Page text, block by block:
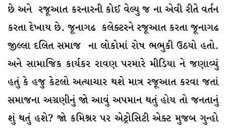
છે અને રજૂઆત કરનારની કોઈ વેલ્યુ જ ના એવી રીતે વર્તન
કરતા દેખાય છે. જૂનાગઢ કલેક્ટરને રજૂઆત કરતા જૂનાગઢ
જીલ્લા દલિત સમાજ ના લોકોમાં રોષ ભભુકી ઉઠયો હતો.
અને સામાજિક કાર્યકર રાવણ પરમારે મીડિયા ને જણાવ્યું
હતું કે હજુ કેટલો અત્યાચાર થશે માત્ર રજૂઆત કરવા જતાં
સમાજના અગ્રણીનું જો આવું અપમાન થતું હોય તો જનતાનું
શું થતું હશે? જો કમિશ્નર પર એટ્રોસિટી એક્ટ મુજબ ગુન્હો